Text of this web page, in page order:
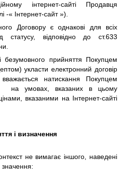
інтернет-сайті Продавця
-« Інтернет-сайт »).
Договору є однакові для всіх
статусу, відповідно до ст.633
прийняття Покупцем
укласти електронний договір
вважається натискання Покупцем
на умовах, вказаних в цьому
вказаними на Інтернет-сайті
і визначення
не вимагає іншого, наведені